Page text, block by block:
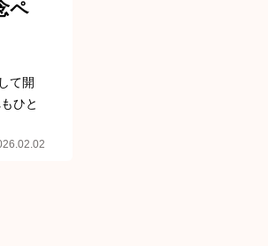
ペ
て開
ひと